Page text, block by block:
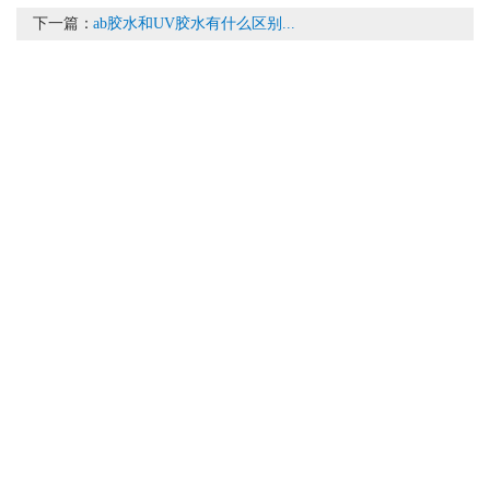
下一篇：ab胶水和UV胶水有什么区别...